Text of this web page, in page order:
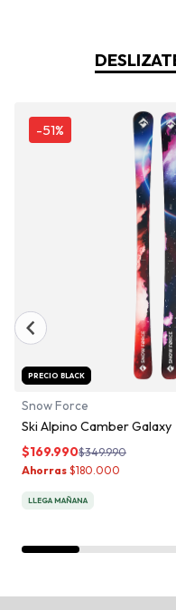
-51%
PRECIO BLACK
Snow Force
Ski Alpino Camber Galaxy
$169.990$349.990
Ahorras $180.000
LLEGA MAÑANA